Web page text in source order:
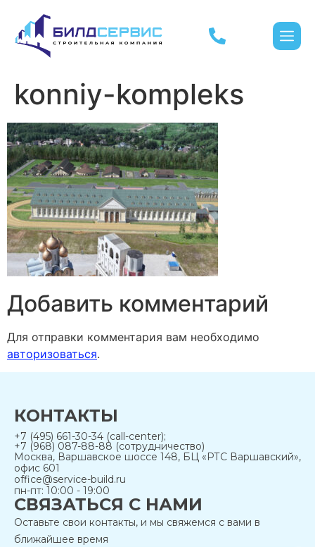
konniy-kompleks
Добавить комментарий
Для отправки комментария вам необходимо
авторизоваться.
КОНТАКТЫ
+7 (495) 661-30-34 (call-center);
+7 (968) 087-88-88 (сотрудничество)
Москва, Варшавское шоссе 148, БЦ «РТС Варшавский»,
офис 601
office@service-build.ru
пн-пт: 10:00 - 19:00
СВЯЗАТЬСЯ С НАМИ
Оставьте свои контакты, и мы свяжемся с вами в
ближайшее время